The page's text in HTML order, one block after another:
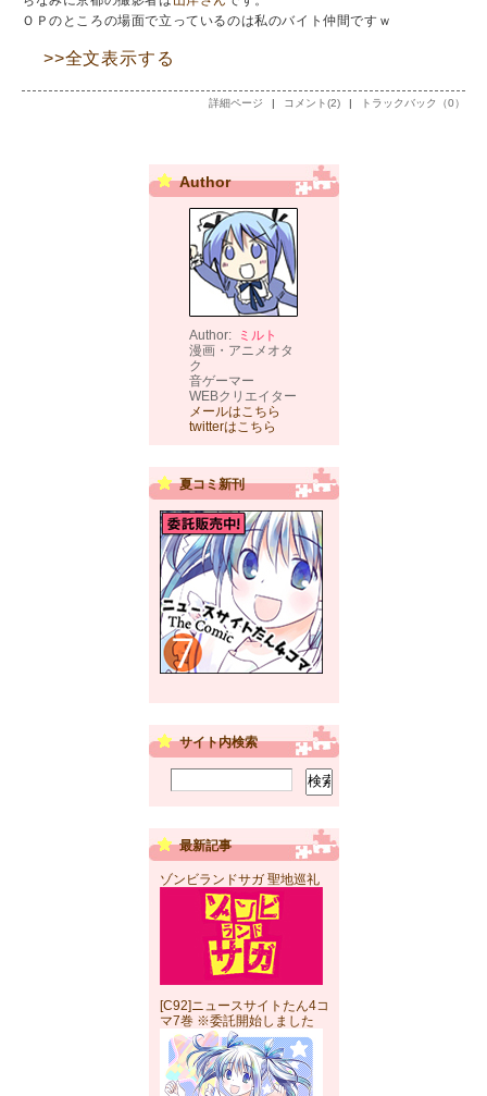
ＯＰのところの場面で立っているのは私のバイト仲間ですｗ
>>全文表示する
詳細ページ | コメント(2) | トラックバック（0）
Author
Author:
ミルト
漫画・アニメオタ
ク
音ゲーマー
WEBクリエイター
メールはこちら
twitterはこちら
夏コミ新刊
サイト内検索
最新記事
ゾンビランドサガ 聖地巡礼
[C92]ニュースサイトたん4コ
マ7巻 ※委託開始しました